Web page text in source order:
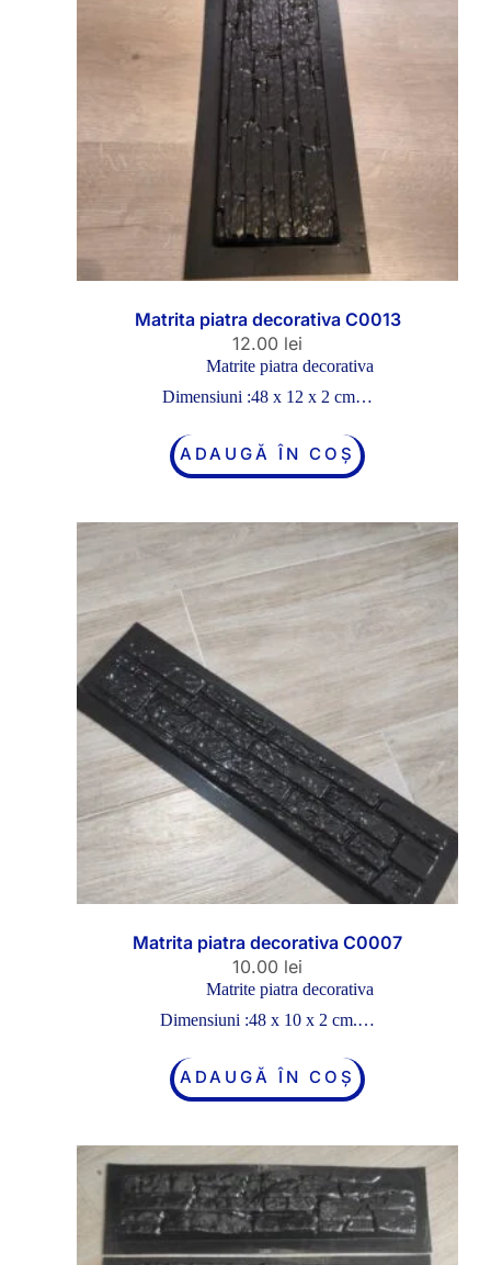
Matrita piatra decorativa C0013
12.00 lei
Matrite piatra decorativa
Dimensiuni :48 x 12 x 2 cm…
ADAUGĂ ÎN COȘ
Matrita piatra decorativa C0007
10.00 lei
Matrite piatra decorativa
Dimensiuni :48 x 10 x 2 cm.…
ADAUGĂ ÎN COȘ